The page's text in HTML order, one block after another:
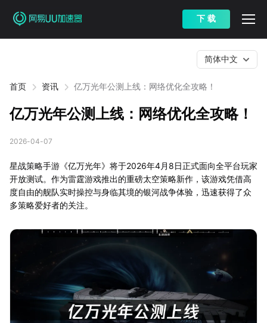
下 载
首页 资讯 亿万光年公测上线：网络优化全攻略！
简体中文
亿万光年公测上线：网络优化全攻略！
2026-04-07
星战策略手游《亿万光年》将于2026年4月8日正式面向全平台玩家
开放测试。作为雷霆游戏推出的重磅太空策略新作，该游戏凭借高
度自由的舰队实时操控与身临其境的银河战争体验，迅速获得了众
多策略爱好者的关注。